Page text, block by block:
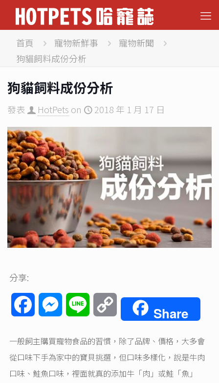
首頁 寵物新鮮事
寵物新聞
狗貓飼料成份分析
狗貓飼料成份分析
發表 HotPets on 2018 年 1 月 17 日
分享:
FacebookMessenger
Line
Copy
Share
一般飼主購買寵物食品的習慣，除了品牌、價格，大多會
從口味下手為家中的寶貝挑選，但口味多樣化，說是牛肉
口味、鮭魚口味，裡面就真的添加牛「肉」或鮭「魚」